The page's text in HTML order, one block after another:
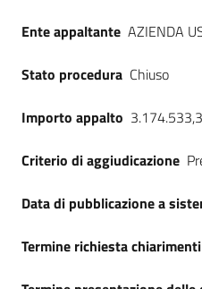
Ente appaltante AZIENDA
Stato procedura Chiuso
Importo appalto
Criterio di aggiudicazione
Data di pubblicazione a
Termine richiesta chiarimenti